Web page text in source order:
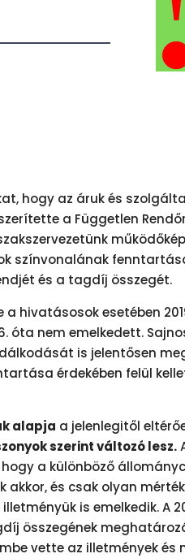
hogy az áruk és
a Független
színvonalának
és a tagdíj összegét.
a hivatásosok esetében
óta nem emelkedett.
is jelentősen
érdekében felül
alapja a jelenlegitől
szerint változó lesz.
a különböző
és csak olyan
is emelkedik. A
összegének
vette az illetmények és